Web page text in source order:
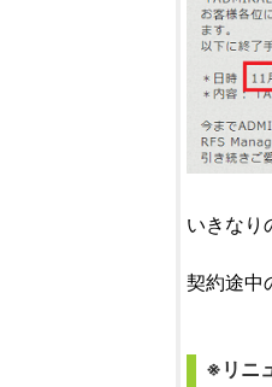
いきなり
契約途中
※リニ